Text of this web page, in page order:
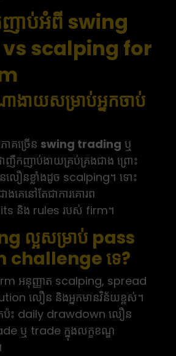
ប់អំពី swing
scalping for
ងាយសម្រាប់អ្នកចាប់
ាគច្រើន swing trading ឬ
ញឹកញាប់ងាយគ្រប់គ្រងជាង ព្រោះ
លឿនខ្លាំងដូច scalping។ ទោះ
គេនៅតែជាការគោរព
និង rules របស់ firm។
ល្អសម្រាប់ pass
challenge ទេ?
អនុញ្ញាត scalping, spread
លឿន និងអ្នកមានវិន័យខ្ពស់។
អ្នកប៉ះ daily drawdown លឿន
ឬ trade ក្នុងលក្ខខណ្ឌ